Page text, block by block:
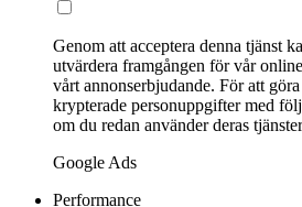
Genom att acceptera denna tjänst
utvärdera framgången för vår
vårt annonserbjudande. För att
krypterade personuppgifter med
om du redan använder deras
Google Ads
Performance